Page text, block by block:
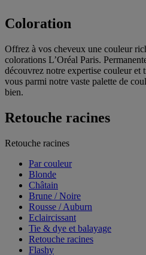
Coloration
Offrez à vos cheveux une couleur
colorations L’Oréal Paris.
découvrez notre expertise couleur et
vous parmi notre vaste palette de
bien.
Retouche racines
Retouche racines
Par couleur
Blonde
Châtain
Brune / Noire
Rousse / Auburn
Eclaircissant
Tie & dye et balayage
Retouche racines
Flashy